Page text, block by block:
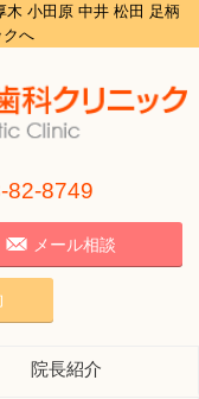
木 小田原 中井 松田 足柄
クへ
82-8749
メール相談
院長紹介